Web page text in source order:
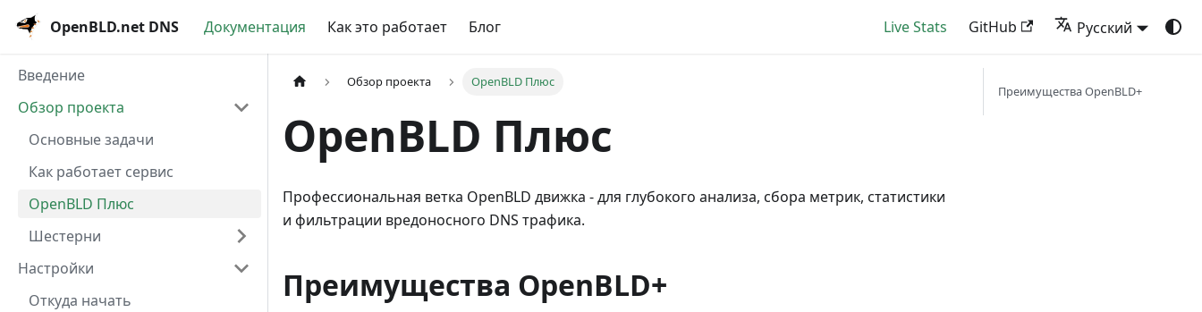
OpenBLD.net DNS Документация Как это работает Блог Live Stats GitHub Русский
Введение
Обзор проекта
Основные задачи
Как работает сервис
OpenBLD Плюс
Шестерни
Настройки
Откуда начать
Обзор проекта OpenBLD Плюс
OpenBLD Плюс
Профессиональная ветка OpenBLD движка - для глубокого анализа, сбора метрик, статистики
и фильтрации вредоносного DNS трафика.
Преимущества OpenBLD+
Преимущества OpenBLD+